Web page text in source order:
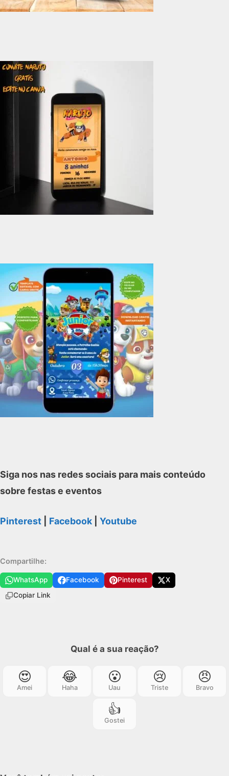
Siga nos nas redes sociais para mais conteúdo
sobre festas e eventos
Pinterest Facebook Youtube
Compartilhe:
WhatsApp Facebook Pinterest
X
Copiar Link
Qual é a sua reação?
😍
Amei
😂
Haha
😮
Uau
😢
Triste
😠
Bravo
👍
Gostei